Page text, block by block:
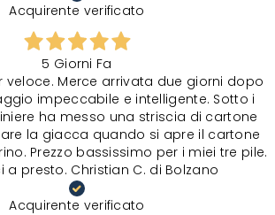
Acquirente verificato
5 Giorni Fa
veloce. Merce arrivata due giorni dopo
impeccabile e intelligente. Sotto i
ha messo una striscia di cartone
la giacca quando si apre il cartone
Prezzo bassissimo per i miei tre pile.
a presto. Christian C. di Bolzano
Acquirente verificato